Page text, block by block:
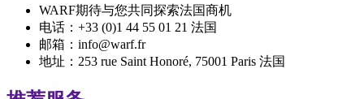
WARF期待与您共同探索法国商机
电话：+33 (0)1 44 55 01 21 法国
邮箱：info@warf.fr
地址：253 rue Saint Honoré, 75001 Paris 法国